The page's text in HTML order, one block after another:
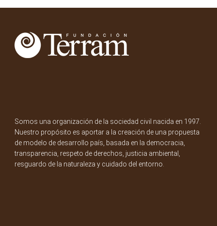
Somos una organización de la sociedad civil nacida en 1997.
Nuestro propósito es aportar a la creación de una propuesta
de modelo de desarrollo país, basada en la democracia,
transparencia, respeto de derechos, justicia ambiental,
resguardo de la naturaleza y cuidado del entorno.